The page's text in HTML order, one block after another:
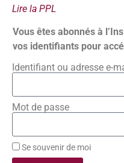
Lire la PPL
Vous êtes abonnés à
vos identifiants pour
Identifiant ou adresse e-
Mot de passe
Se souvenir de moi